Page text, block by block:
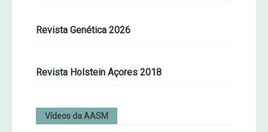
Revista Genética 2026
Revista Holstein Açores 2018
Vídeos da AASM